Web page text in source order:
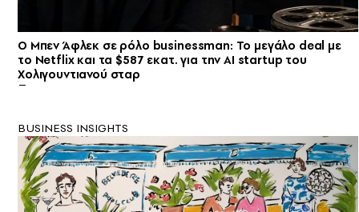
Ο Μπεν Άφλεκ σε ρόλο businessman: Το μεγάλο deal με
το Netflix και τα $587 εκατ. για την AI startup του
Χολιγουντιανού σταρ
BUSINESS INSIGHTS